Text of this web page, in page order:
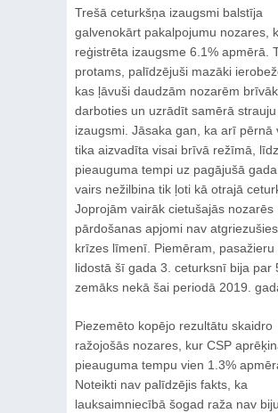
Trešā ceturkšņa izaugsmi balstīja
galvenokārt pakalpojumu nozares,
reģistrēta izaugsme 6.1% apmērā.
protams, palīdzējuši mazāki
kas ļāvuši daudzām nozarēm brīvāk
darboties un uzrādīt samērā strauju
izaugsmi. Jāsaka gan, ka arī pērnā
tika aizvadīta visai brīvā režīmā,
pieauguma tempi uz pagājušā
vairs nežilbina tik ļoti kā otrajā
Joprojām vairāk cietušajās nozarēs
pārdošanas apjomi nav
krīzes līmenī. Piemēram, pasažieru
lidostā šī gada 3. ceturksnī bija par
zemāks nekā šai periodā 2019.
Piezemēto kopējo rezultātu skaidro
ražojošās nozares, kur CSP
pieauguma tempu vien 1.3%
Noteikti nav palīdzējis fakts, ka
lauksaimniecībā šogad raža nav